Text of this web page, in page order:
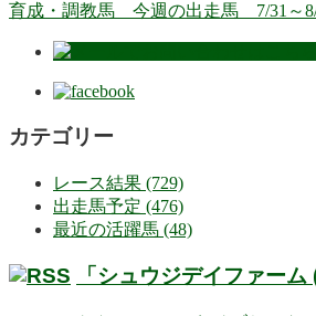
育成・調教馬 今週の出走馬 7/31～
カテゴリー
レース結果 (729)
出走馬予定 (476)
最近の活躍馬 (48)
「シュウジデイファー